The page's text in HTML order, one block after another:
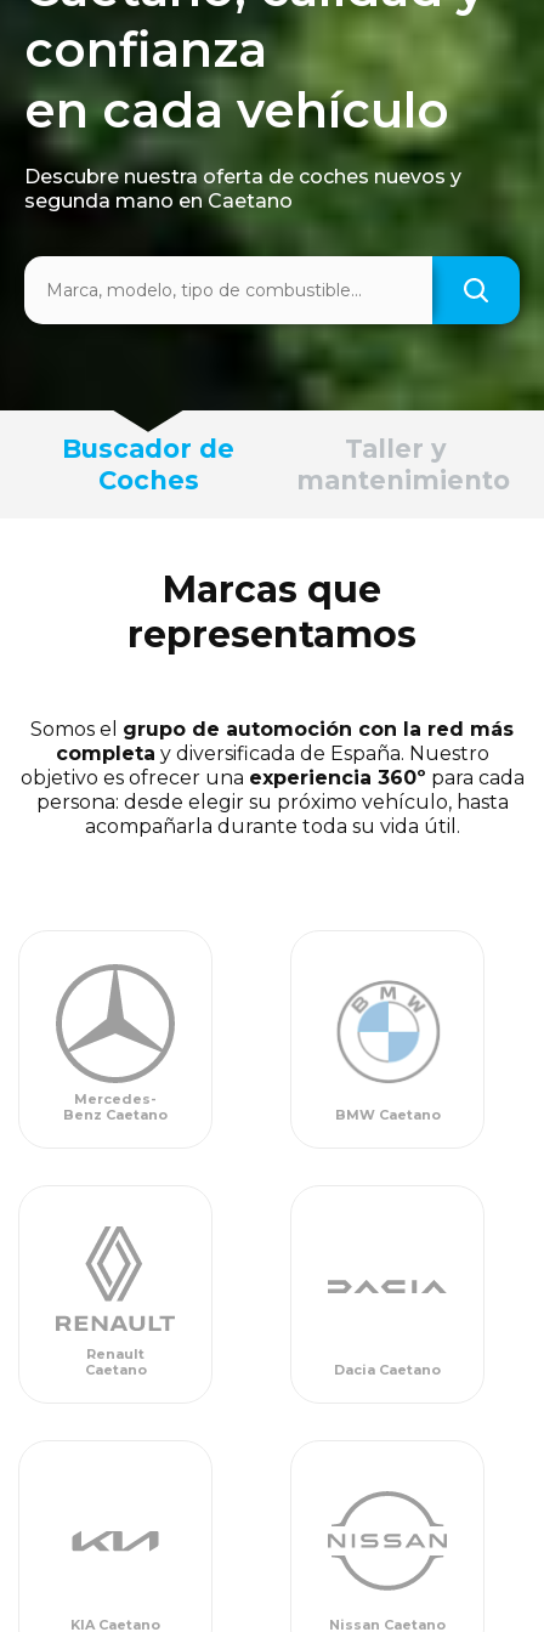
confianza
en cada vehículo
Descubre nuestra oferta de coches nuevos y
segunda mano en Caetano
reparación ahora de
tu coche en uno de
nuestros 85 talleres
Buscador de
Coches
Taller y
mantenimiento
Marcas que
representamos
Somos el grupo de automoción con la red más
completa y diversificada de España. Nuestro
objetivo es ofrecer una experiencia 360º para cada
persona: desde elegir su próximo vehículo, hasta
acompañarla durante toda su vida útil.
Mercedes-
Benz Caetano
BMW Caetano
Renault
Caetano
Dacia Caetano
KIA Caetano Nissan Caetano